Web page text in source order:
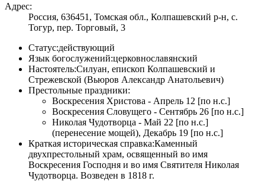
Адрес:
Россия, 636451, Томская обл., Колпашевский р-н, с.
Тогур, пер. Торговый, 3
Статус:действующий
Язык богослужений:церковнославянский
Настоятель:Силуан, епископ Колпашевский и
Стрежевской (Вьюров Александр Анатольевич)
Престольные праздники:
Воскресения Христова - Апрель 12 [по н.с.]
Воскресения Словущего - Сентябрь 26 [по н.с.]
Николая Чудотворца - Май 22 [по н.с.]
(перенесение мощей), Декабрь 19 [по н.с.]
Краткая историческая справка:Каменный
двухпрестольный храм, освященный во имя
Воскресения Господня и во имя Святителя Николая
Чудотворца. Возведен в 1818 г.